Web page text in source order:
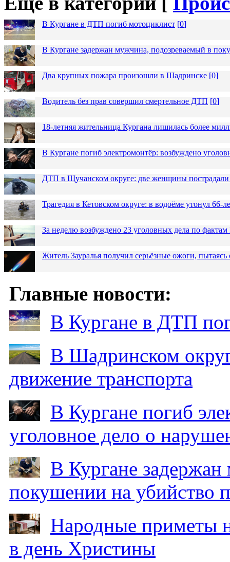
В Кургане в ДТП погиб мотоциклист [0]
В Кургане задержан мужчина, подозреваемый в
Два крупных пожара произошли в Шадринске [0]
Водитель без прав совершил смертельное ДТП [0]
18-летняя жительница Кургана лишилась более
В Кургане погиб электромонтёр: возбуждено
ДТП в Щучанском округе: две женщины пострадали
Трагедия в Кетовском округе: в водоёме утонул 66-
За неделю возбуждено 23 уголовных дела по
Житель Зауралья получил серьёзные ожоги, пытаясь
Главные новости:
В Кургане в ДТП
В Шадринском
движение транспорта
В Кургане погиб
уголовное дело о
В Кургане
покушении на убийство
Народные приметы
в день Христины